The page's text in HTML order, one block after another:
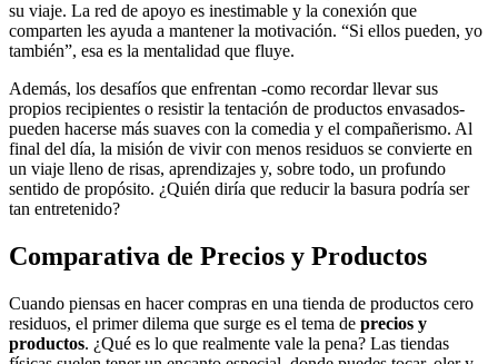
su viaje. La red de apoyo es inestimable y la conexión que
comparten les ayuda a mantener la motivación. “Si ellos pueden, yo
también”, esa es la mentalidad que fluye.
Además, los desafíos que enfrentan -como recordar llevar sus
propios recipientes o resistir la tentación de productos envasados-
pueden hacerse más suaves con la comedia y el compañerismo. Al
final del día, la misión de vivir con menos residuos se convierte en
un viaje lleno de risas, aprendizajes y, sobre todo, un profundo
sentido de propósito. ¿Quién diría que reducir la basura podría ser
tan entretenido?
Comparativa de Precios y Productos
Cuando piensas en hacer compras en una tienda de productos cero
residuos, el primer dilema que surge es el tema de precios y
productos. ¿Qué es lo que realmente vale la pena? Las tiendas